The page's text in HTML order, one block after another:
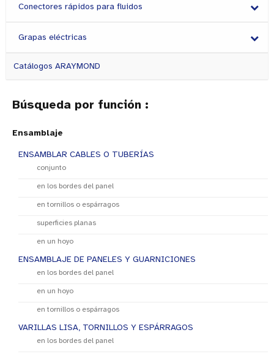
Conectores rápidos para fluidos
Grapas eléctricas
Catálogos ARAYMOND
Búsqueda por función :
Ensamblaje
ENSAMBLAR CABLES O TUBERÍAS
conjunto
en los bordes del panel
en tornillos o espárragos
superficies planas
en un hoyo
ENSAMBLAJE DE PANELES Y GUARNICIONES
en los bordes del panel
en un hoyo
en tornillos o espárragos
VARILLAS LISA, TORNILLOS Y ESPÁRRAGOS
en los bordes del panel